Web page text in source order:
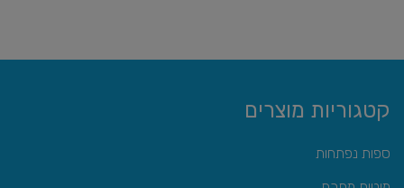
קטגוריות מוצרים
ספות נפתחות